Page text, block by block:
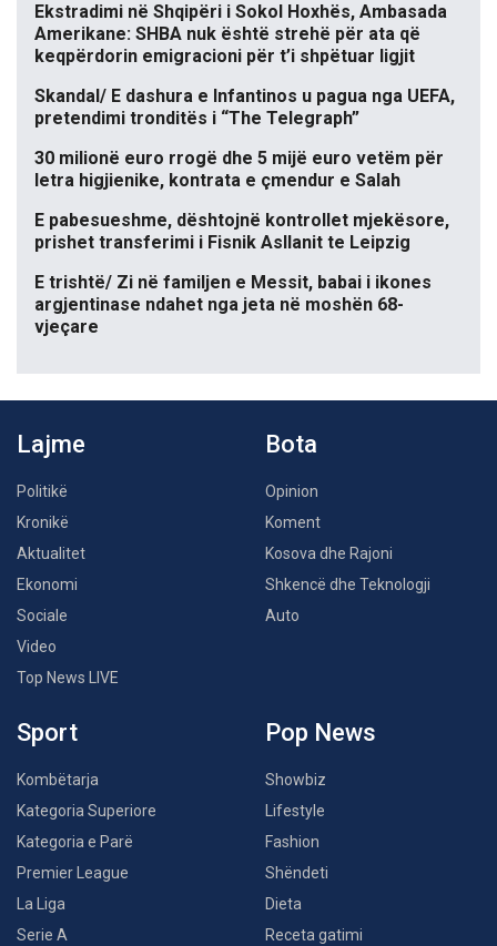
Ekstradimi në Shqipëri i Sokol Hoxhës, Ambasada
Amerikane: SHBA nuk është strehë për ata që
keqpërdorin emigracioni për t’i shpëtuar ligjit
Skandal/ E dashura e Infantinos u pagua nga UEFA,
pretendimi tronditës i “The Telegraph”
30 milionë euro rrogë dhe 5 mijë euro vetëm për
letra higjienike, kontrata e çmendur e Salah
E pabesueshme, dështojnë kontrollet mjekësore,
prishet transferimi i Fisnik Asllanit te Leipzig
E trishtë/ Zi në familjen e Messit, babai i ikones
argjentinase ndahet nga jeta në moshën 68-
vjeçare
Lajme
Politikë
Kronikë
Aktualitet
Ekonomi
Sociale
Video
Top News LIVE
Bota
Opinion
Koment
Kosova dhe Rajoni
Shkencë dhe Teknologji
Auto
Sport
Kombëtarja
Kategoria Superiore
Kategoria e Parë
Premier League
La Liga
Serie A
Pop News
Showbiz
Lifestyle
Fashion
Shëndeti
Dieta
Receta gatimi